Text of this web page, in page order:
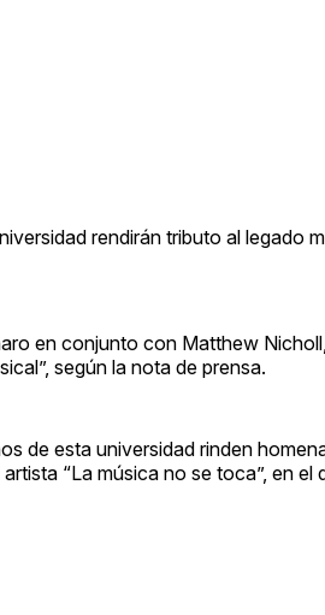
rendirán tributo al legado
en conjunto con Matthew
según la nota de prensa.
de esta universidad rinden
“La música no se toca”, en el